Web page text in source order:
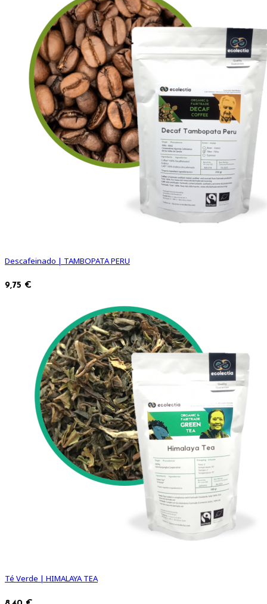
Descafeinado | TAMBOPATA PERU
9,75 €
Té Verde | HIMALAYA TEA